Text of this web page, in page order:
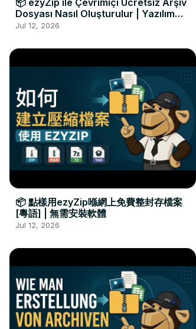
Dosyası Nasıl Oluşturulur | Yazılım
Kurulumu Gerekmez
Jul 12, 2026
📦 點樣用ezyZip喺網上免費整封存檔案
[粵語] | 無需安裝軟體
Jul 12, 2026